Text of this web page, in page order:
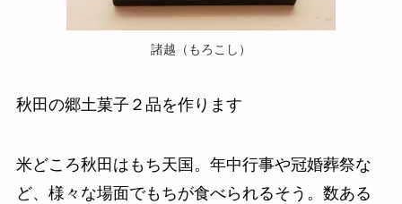
諸越（もろこし）
秋田の郷土菓子２品を作ります
米どころ秋田はもち天国。年中行事や冠婚葬祭な
ど、様々な場面でもちが食べられるそう。数ある